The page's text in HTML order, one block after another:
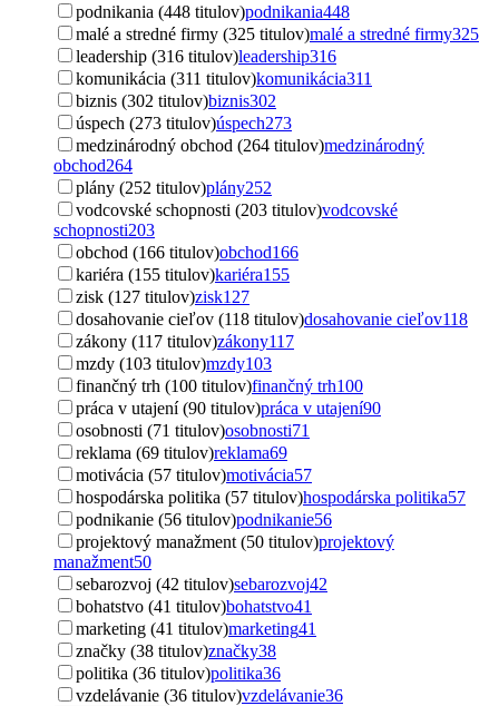
podnikania (448 titulov)podnikania448
malé a stredné firmy (325 titulov)malé a stredné firmy325
leadership (316 titulov)leadership316
komunikácia (311 titulov)komunikácia311
biznis (302 titulov)biznis302
úspech (273 titulov)úspech273
medzinárodný obchod (264 titulov)medzinárodný
obchod264
plány (252 titulov)plány252
vodcovské schopnosti (203 titulov)vodcovské
schopnosti203
obchod (166 titulov)obchod166
kariéra (155 titulov)kariéra155
zisk (127 titulov)zisk127
dosahovanie cieľov (118 titulov)dosahovanie cieľov118
zákony (117 titulov)zákony117
mzdy (103 titulov)mzdy103
finančný trh (100 titulov)finančný trh100
práca v utajení (90 titulov)práca v utajení90
osobnosti (71 titulov)osobnosti71
reklama (69 titulov)reklama69
motivácia (57 titulov)motivácia57
hospodárska politika (57 titulov)hospodárska politika57
podnikanie (56 titulov)podnikanie56
projektový manažment (50 titulov)projektový
manažment50
sebarozvoj (42 titulov)sebarozvoj42
bohatstvo (41 titulov)bohatstvo41
marketing (41 titulov)marketing41
značky (38 titulov)značky38
politika (36 titulov)politika36
vzdelávanie (36 titulov)vzdelávanie36